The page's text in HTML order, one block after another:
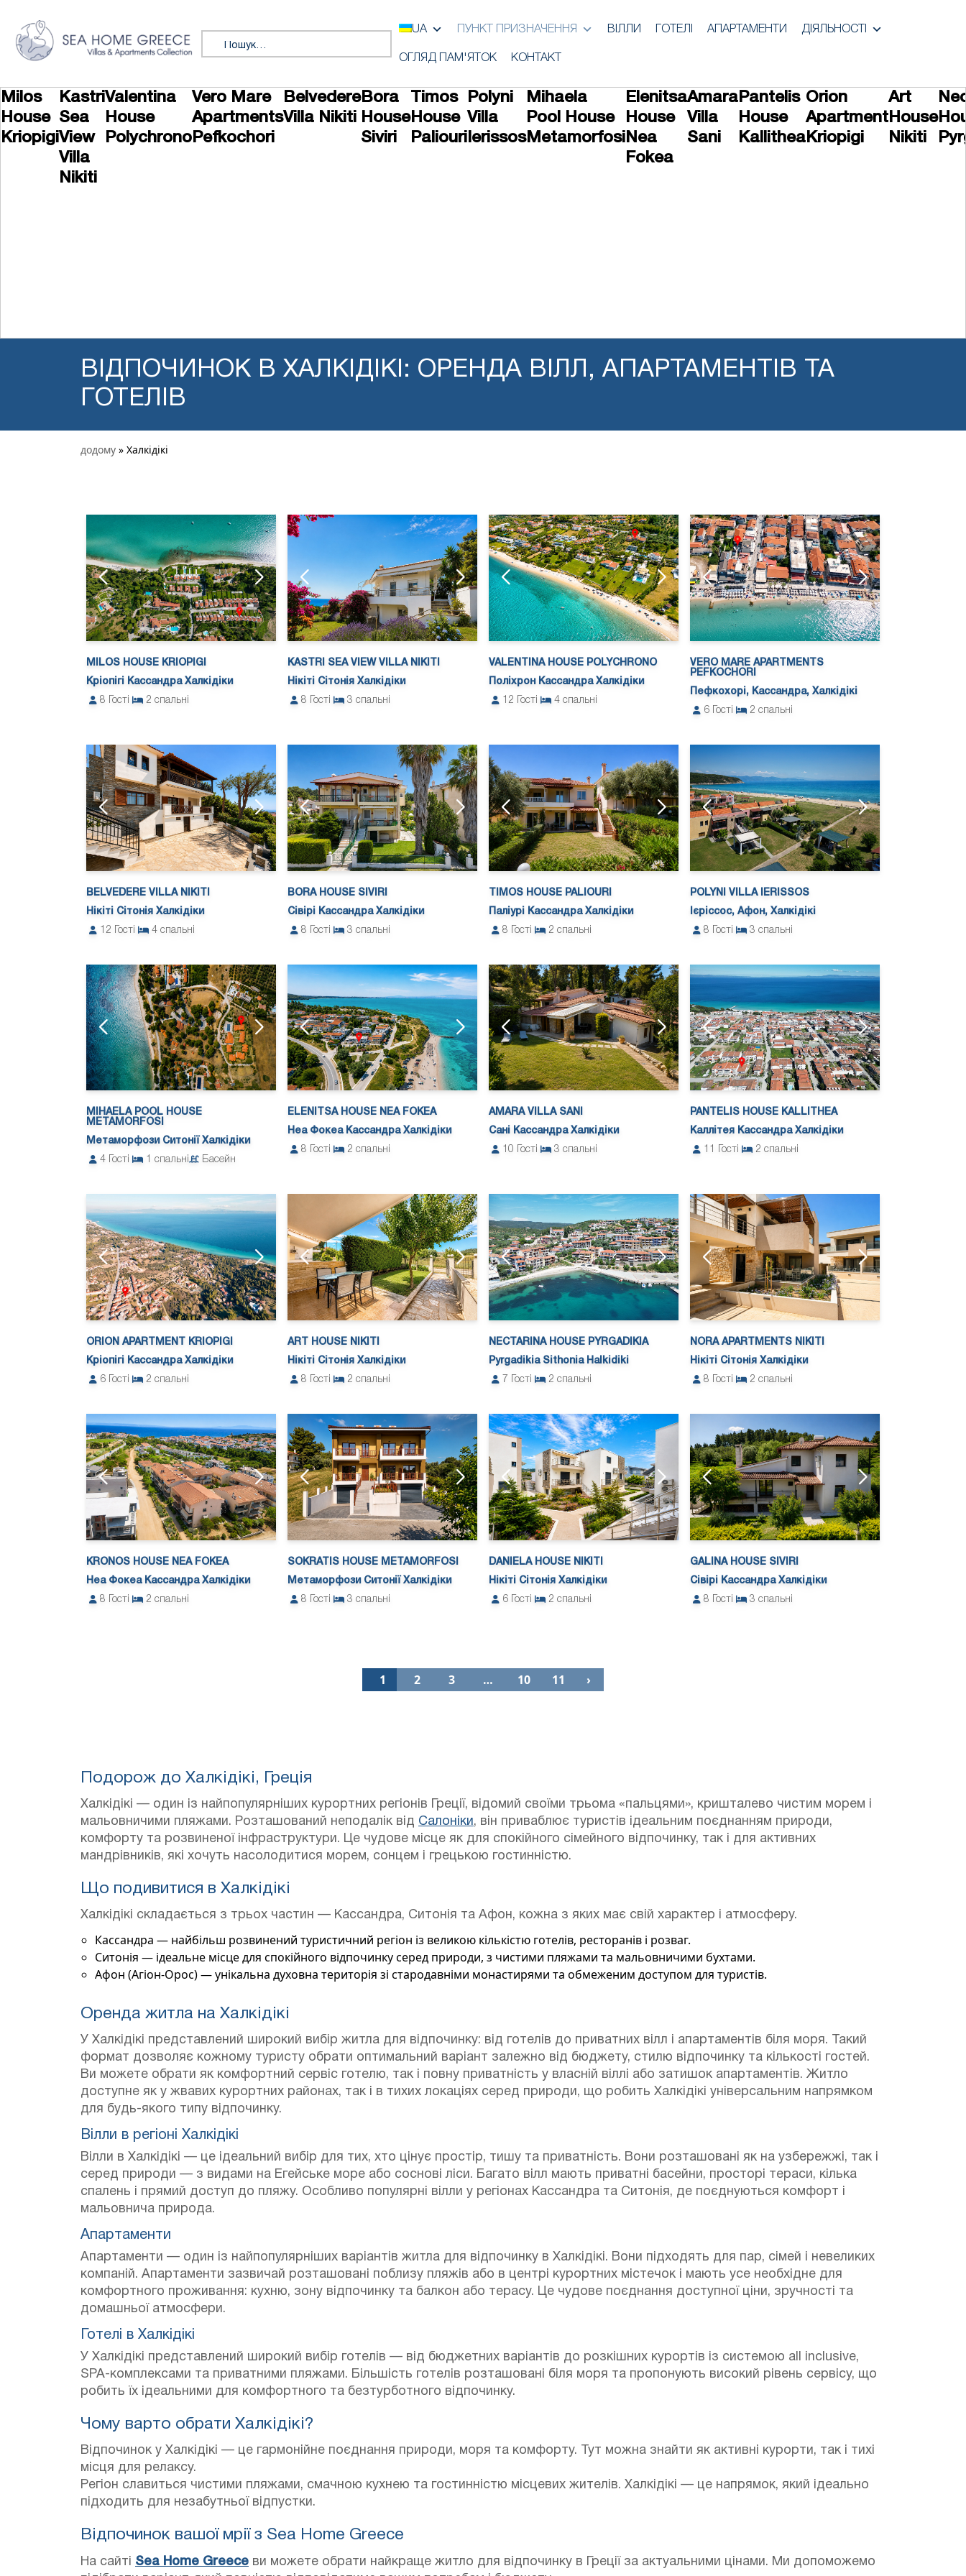
Пошук:
UA ПУНКТ ПРИЗНАЧЕННЯ ВІЛЛИ ГОТЕЛІ АПАРТАМЕНТИ ДІЯЛЬНОСТІ
ОГЛЯД ПАМ'ЯТОК КОНТАКТ
Milos
House
Kriopigi
Kastri
Sea
View
Villa
Nikiti
Valentina
House
Polychrono
Vero Mare
Apartments
Pefkochori
Belvedere
Villa Nikiti
Bora
House
Siviri
Timos
House
Paliouri
Polyni
Villa
Ierissos
Mihaela
Pool House
Metamorfosi
Elenitsa
House
Nea
Fokea
Amara
Villa
Sani
Pantelis
House
Kallithea
Orion
Apartment
Kriopigi
Art
House
Nikiti
ВІДПОЧИНОК В ХАЛКІДІКІ: ОРЕНДА ВІЛЛ, АПАРТАМЕНТІВ ТА
ГОТЕЛІВ
додому » Халкідікі
MILOS HOUSE KRIOPIGI
Кріопігі Кассандра Халкідіки
8
Гості 2 спальні
KASTRI SEA VIEW VILLA NIKITI
Нікіті Сітонія Халкідіки
8
Гості 3 спальні
VALENTINA HOUSE POLYCHRONO
Поліхрон Кассандра Халкідіки
12
Гості 4 спальні
VERO MARE APARTMENTS
PEFKOCHORI
Пефкохорі, Кассандра, Халкідікі
6
Гості 2 спальні
BELVEDERE VILLA NIKITI
Нікіті Сітонія Халкідіки
12
Гості 4 спальні
BORA HOUSE SIVIRI
Сівірі Кассандра Халкідіки
8
Гості 3 спальні
TIMOS HOUSE PALIOURI
Паліурі Кассандра Халкідіки
8
Гості 2 спальні
POLYNI VILLA IERISSOS
Ієріссос, Афон, Халкідікі
8
Гості 3 спальні
MIHAELA POOL HOUSE
METAMORFOSI
Метаморфози Ситонії Халкідіки
4
Гості спальні Басейн
ELENITSA HOUSE NEA FOKEA
Неа Фокеа Кассандра Халкідіки
8
Гості 2 спальні
AMARA VILLA SANI
Сані Кассандра Халкідіки
10
Гості 3 спальні
PANTELIS HOUSE KALLITHEA
Каллітея Кассандра Халкідіки
Гості 2 спальні
ORION APARTMENT KRIOPIGI
Кріопігі Кассандра Халкідіки
6
Гості 2 спальні
ART HOUSE NIKITI
Нікіті Сітонія Халкідіки
8
Гості 2 спальні
NECTARINA HOUSE PYRGADIKIA
Pyrgadikia Sithonia Halkidiki
7
Гості 2 спальні
NORA APARTMENTS NIKITI
Нікіті Сітонія Халкідіки
8
Гості 2 спальні
KRONOS HOUSE NEA FOKEA
Неа Фокеа Кассандра Халкідіки
8
Гості 2 спальні
SOKRATIS HOUSE METAMORFOSI
Метаморфози Ситонії Халкідіки
8
Гості 3 спальні
DANIELA HOUSE NIKITI
Нікіті Сітонія Халкідіки
6
Гості 2 спальні
GALINA HOUSE SIVIRI
Сівірі Кассандра Халкідіки
8
Гості 3 спальні
1 2 3 … 10 11 ›
Подорож до Халкідікі, Греція
Халкідікі — один із найпопулярніших курортних регіонів Греції, відомий своїми трьома «пальцями», кришталево чистим морем і
мальовничими пляжами. Розташований неподалік від Салоніки, він приваблює туристів ідеальним поєднанням природи,
комфорту та розвиненої інфраструктури. Це чудове місце як для спокійного сімейного відпочинку, так і для активних
мандрівників, які хочуть насолодитися морем, сонцем і грецькою гостинністю.
Що подивитися в Халкідікі
Халкідікі складається з трьох частин — Кассандра, Ситонія та Афон, кожна з яких має свій характер і атмосферу.
Кассандра — найбільш розвинений туристичний регіон із великою кількістю готелів, ресторанів і розваг.
Ситонія — ідеальне місце для спокійного відпочинку серед природи, з чистими пляжами та мальовничими бухтами.
Афон (Агіон-Орос)— унікальна духовна територія зі стародавніми монастирями та обмеженим доступом для туристів.
Оренда житла на Халкідікі
У Халкідікі представлений широкий вибір житла для відпочинку: від готелів до приватних вілл і апартаментів біля моря.
Такий
формат дозволяє кожному туристу обрати оптимальний варіант залежно від бюджету, стилю відпочинку та кількості гостей.
Ви можете обрати як комфортний сервіс готелю, так і повну приватність у власній віллі або затишок апартаментів. Житло
доступне як у жвавих курортних районах, так і в тихих локаціях серед природи, що робить Халкідікі універсальним напрямком
для будь-якого типу відпочинку.
Вілли в регіоні Халкідікі
Вілли в Халкідікі — це ідеальний вибір для тих, хто цінує простір, тишу та приватність. Вони розташовані як на узбережжі, так і
серед природи — з видами на Егейське море або соснові ліси. Багато вілл мають приватні басейни, просторі тераси, кілька
спалень і прямий доступ до пляжу. Особливо популярні вілли у регіонах Кассандра та Ситонія, де поєднуються комфорт і
мальовнича природа.
Апартаменти
Апартаменти — один із найпопулярніших варіантів житла для відпочинку в Халкідікі. Вони підходять для пар, сімей і невеликих
компаній. Апартаменти зазвичай розташовані поблизу пляжів або в центрі курортних містечок і мають усе необхідне для
комфортного проживання: кухню, зону відпочинку та балкон або терасу. Це чудове поєднання доступної ціни, зручності та
домашньої атмосфери.
Готелі в Халкідікі
У Халкідікі представлений широкий вибір готелів — від бюджетних варіантів до розкішних курортів із системою all inclusive,
SPA-комплексами та приватними пляжами. Більшість готелів розташовані біля моря та пропонують високий рівень сервісу, що
робить їх ідеальними для комфортного та безтурботного відпочинку.
Чому варто обрати Халкідікі?
Відпочинок у Халкідікі — це гармонійне поєднання природи, моря та комфорту. Тут можна знайти як активні курорти, так і тихі
місця для релаксу.
Регіон славиться чистими пляжами, смачною кухнею та гостинністю місцевих жителів. Халкідікі — це напрямок, який ідеально
підходить для незабутньої відпустки.
Відпочинок вашої мрії з Sea Home Greece
На сайті Sea Home Greece ви можете обрати найкраще житло для відпочинку в Греції за актуальними цінами. Ми допоможемо